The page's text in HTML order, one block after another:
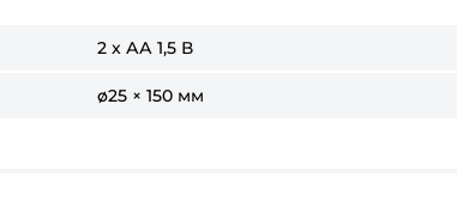
2 x АА 1,5 В
ø25 × 150 мм